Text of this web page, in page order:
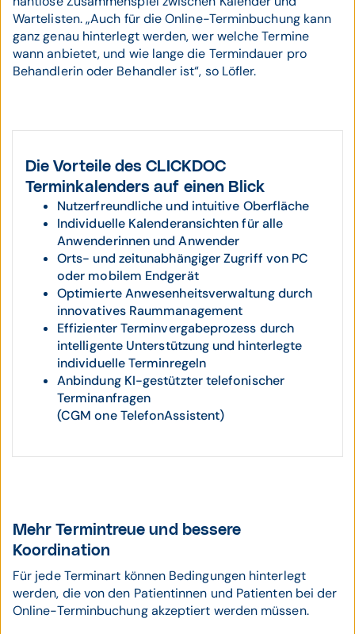
Wartelisten. „Auch für die Online-Terminbuchung kann
ganz genau hinterlegt werden, wer welche Termine
wann anbietet, und wie lange die Termindauer pro
Behandlerin oder Behandler ist“, so Löfler.
Die Vorteile des CLICKDOC
Terminkalenders auf einen Blick
Nutzerfreundliche und intuitive Oberfläche
Individuelle Kalenderansichten für alle
Anwenderinnen und Anwender
Orts- und zeitunabhängiger Zugriff von PC
oder mobilem Endgerät
Optimierte Anwesenheitsverwaltung durch
innovatives Raummanagement
Effizienter Terminvergabeprozess durch
intelligente Unterstützung und hinterlegte
individuelle Terminregeln
Anbindung KI-gestützter telefonischer
Terminanfragen
(CGM one TelefonAssistent)
Mehr Termintreue und bessere
Koordination
Für jede Terminart können Bedingungen hinterlegt
werden, die von den Patientinnen und Patienten bei der
Online-Terminbuchung akzeptiert werden müssen.